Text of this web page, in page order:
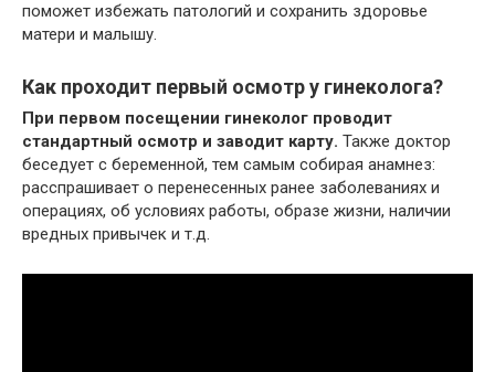
поможет избежать патологий и сохранить здоровье
матери и малышу.
Как проходит первый осмотр у гинеколога?
При первом посещении гинеколог проводит
стандартный осмотр и заводит карту. Также доктор
беседует с беременной, тем самым собирая анамнез:
расспрашивает о перенесенных ранее заболеваниях и
операциях, об условиях работы, образе жизни, наличии
вредных привычек и т.д.